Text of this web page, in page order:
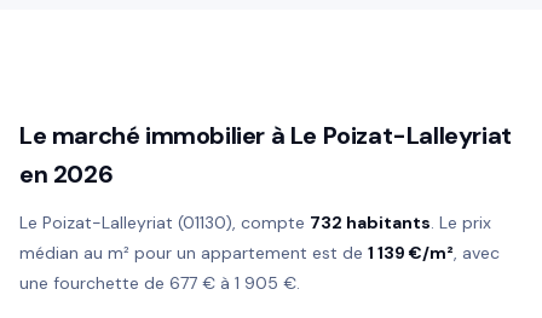
Le marché immobilier à Le Poizat-Lalleyriat
en 2026
Le Poizat-Lalleyriat (01130), compte 732 habitants. Le prix
médian au m² pour un appartement est de 1 139 €/m², avec
une fourchette de 677 € à 1 905 €.